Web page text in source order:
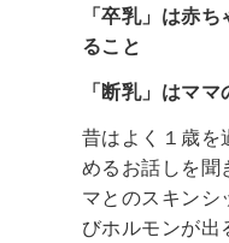
「卒乳」は赤
ること
「断乳」はマ
昔はよく１歳を
めるお話しを聞
マとのスキンシ
びホルモンが出